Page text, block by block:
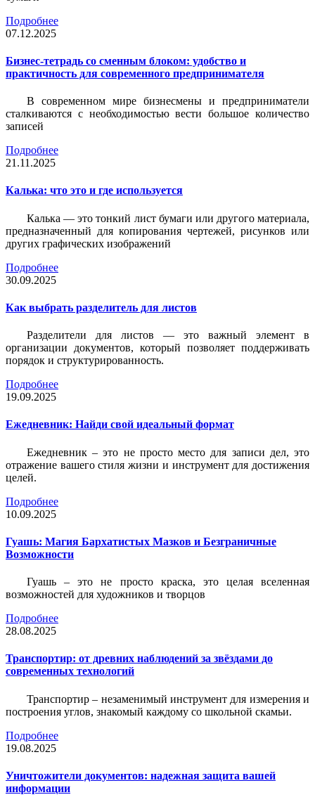
Подробнее
07.12.2025
Бизнес-тетрадь со сменным блоком: удобство и
практичность для современного предпринимателя
В современном мире бизнесмены и предприниматели
сталкиваются с необходимостью вести большое количество
записей
Подробнее
21.11.2025
Калька: что это и где используется
Калька — это тонкий лист бумаги или другого материала,
предназначенный для копирования чертежей, рисунков или
других графических изображений
Подробнее
30.09.2025
Как выбрать разделитель для листов
Разделители для листов — это важный элемент в
организации документов, который позволяет поддерживать
порядок и структурированность.
Подробнее
19.09.2025
Ежедневник: Найди свой идеальный формат
Ежедневник – это не просто место для записи дел, это
отражение вашего стиля жизни и инструмент для достижения
целей.
Подробнее
10.09.2025
Гуашь: Магия Бархатистых Мазков и Безграничные
Возможности
Гуашь – это не просто краска, это целая вселенная
возможностей для художников и творцов
Подробнее
28.08.2025
Транспортир: от древних наблюдений за звёздами до
современных технологий
Транспортир – незаменимый инструмент для измерения и
построения углов, знакомый каждому со школьной скамьи.
Подробнее
19.08.2025
Уничтожители документов: надежная защита вашей
информации